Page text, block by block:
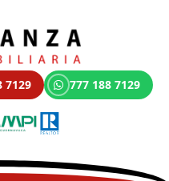
7129 777 188 7129